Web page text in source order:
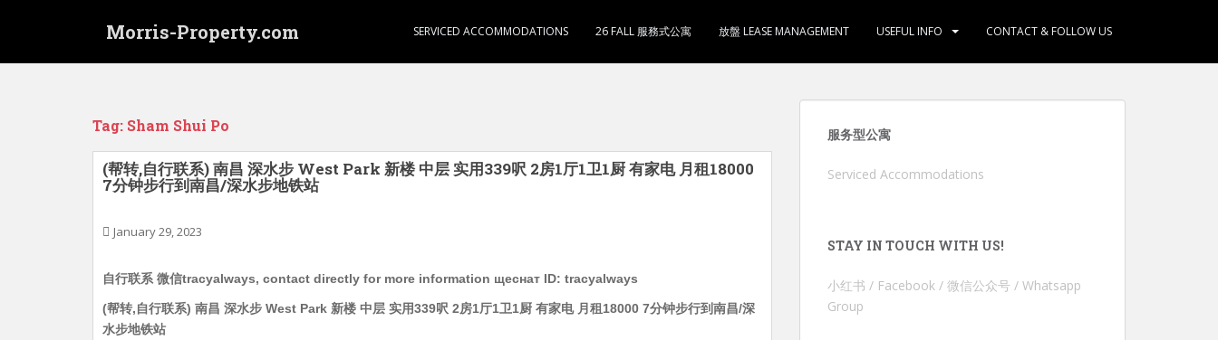
Morris-Property.com SERVICED ACCOMMODATIONS 26 FALL 服務式公寓 放盤 LEASE MANAGEMENT USEFUL INFO CONTACT & FOLLOW US
Tag: Sham Shui Po
(帮转,自行联系) 南昌 深水步 West Park 新楼 中层 实用339呎 2房1厅1卫1厨 有家电 月租18000
7分钟步行到南昌/深水步地铁站
January 29, 2023
自行联系 微信tracyalways, contact directly for more information щеснат ID: tracyalways
(帮转,自行联系) 南昌 深水步 West Park 新楼 中层 实用339呎 2房1厅1卫1厨 有家电 月租18000 7分钟步行到南昌/深
水步地铁站
服务型公寓
Serviced Accommodations
STAY IN TOUCH WITH US!
小红书 / Facebook / 微信公众号 / Whatsapp
Group